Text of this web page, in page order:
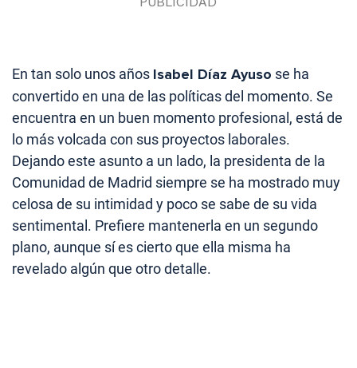
En tan solo unos años Isabel Díaz Ayuso se ha
convertido en una de las políticas del momento. Se
encuentra en un buen momento profesional, está de
lo más volcada con sus proyectos laborales.
Dejando este asunto a un lado, la presidenta de la
Comunidad de Madrid siempre se ha mostrado muy
celosa de su intimidad y poco se sabe de su vida
sentimental. Prefiere mantenerla en un segundo
plano, aunque sí es cierto que ella misma ha
revelado algún que otro detalle.